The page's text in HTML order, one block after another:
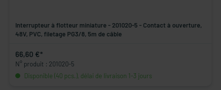
Interrupteur à flotteur miniature - 201020-5 - Contact à ouverture,
48V, PVC, filetage PG3/8, 5m de câble
66,60 €*
N° produit : 201020-5
Disponible (40 pcs.), délai de livraison 1-3 jours